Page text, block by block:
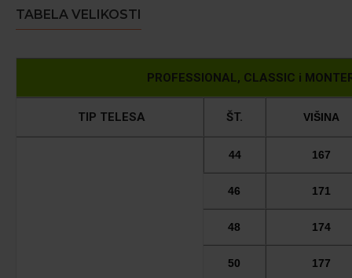
TABELA VELIKOSTI
PROFESSIONAL, CLASSIC i
TIP TELESA ŠT. VIŠINA
44 167
46 171
48 174
50 177